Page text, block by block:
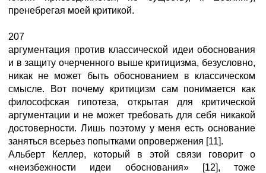
пренебрегая моей критикой.
207
аргументация против классической идеи обоснования
и в защиту очерченного выше критицизма, безусловно,
никак не может быть обоснованием в классическом
смысле. Вот почему критицизм сам понимается как
философская гипотеза, открытая для критической
аргументации и не может требовать для себя никакой
достоверности. Лишь поэтому у меня есть основание
заняться всерьез попытками опровержения [11].
Альберт Келлер, который в этой связи говорит о
«неизбежности идеи обоснования» [12], тоже